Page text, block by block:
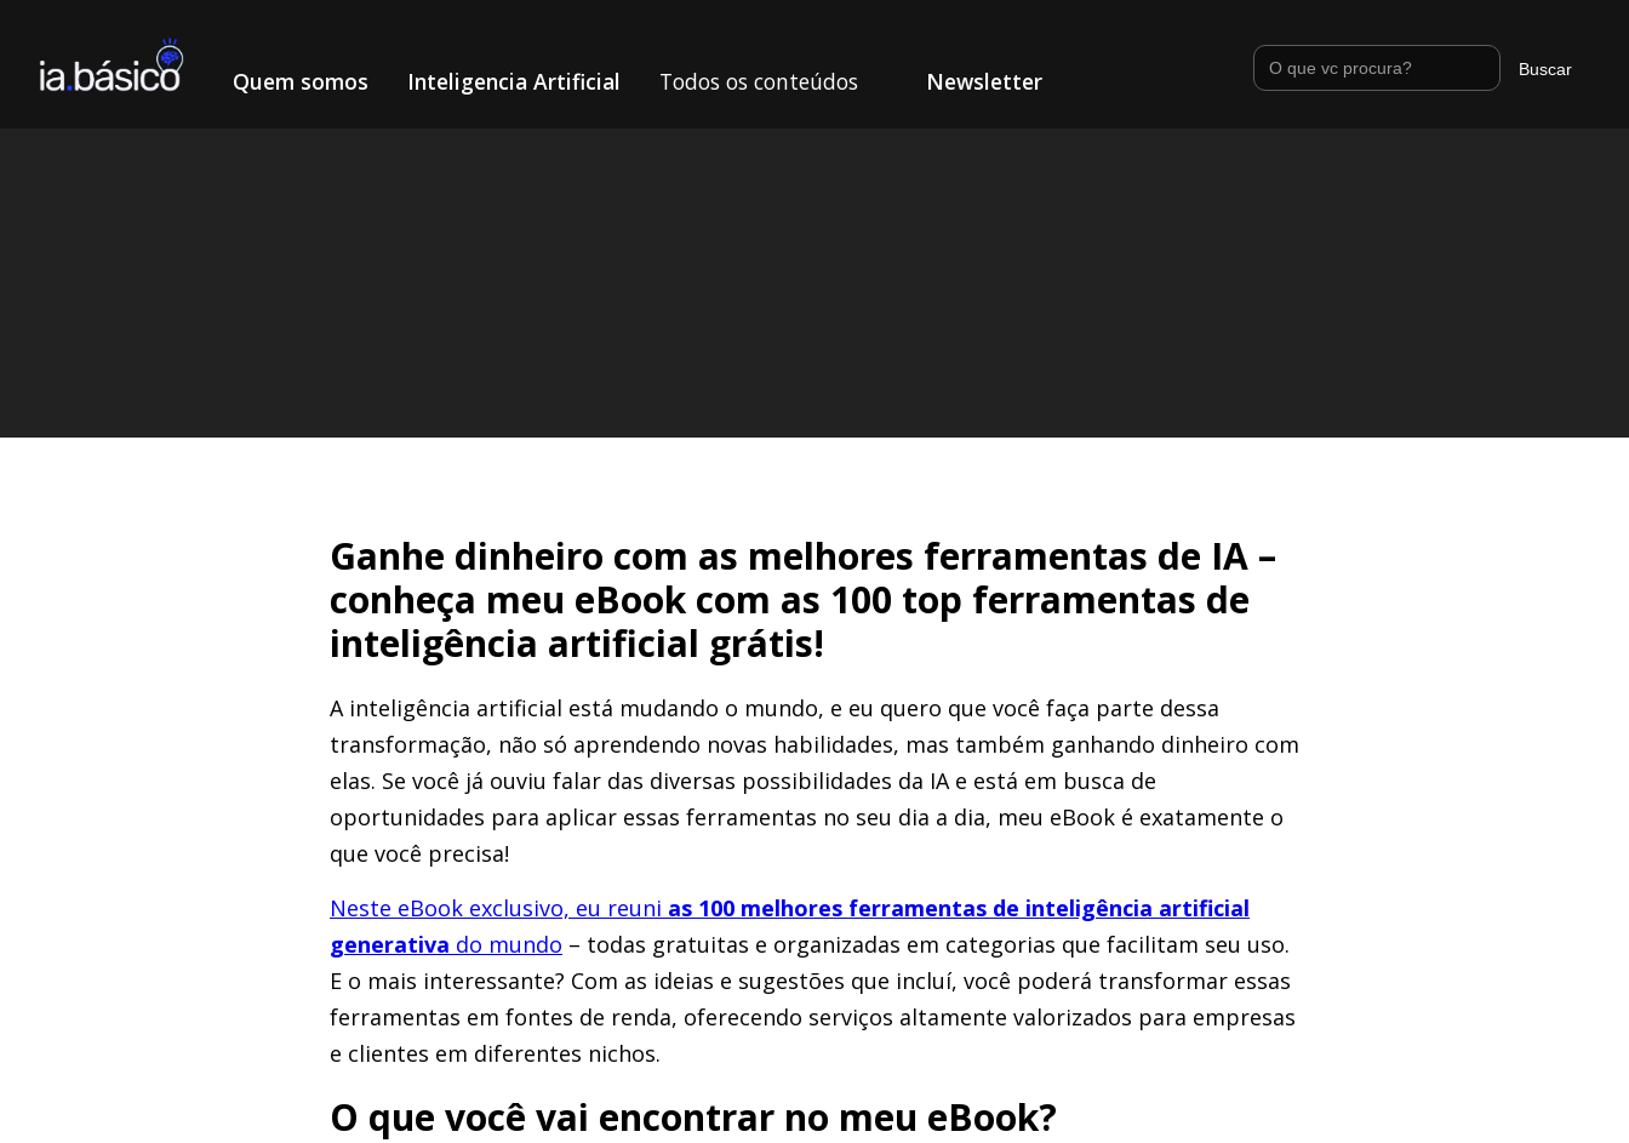
Quem somos Inteligencia Artificial Todos os conteúdos Newsletter
Ganhe dinheiro com as melhores ferramentas de IA –
conheça meu eBook com as 100 top ferramentas de
inteligência artificial grátis!
A inteligência artificial está mudando o mundo, e eu quero que você faça parte dessa
transformação, não só aprendendo novas habilidades, mas também ganhando dinheiro com
elas. Se você já ouviu falar das diversas possibilidades da IA e está em busca de
oportunidades para aplicar essas ferramentas no seu dia a dia, meu eBook é exatamente o
que você precisa!
Neste eBook exclusivo, eu reuni as 100 melhores ferramentas de inteligência artificial
generativa do mundo – todas gratuitas e organizadas em categorias que facilitam seu uso.
E o mais interessante? Com as ideias e sugestões que incluí, você poderá transformar essas
ferramentas em fontes de renda, oferecendo serviços altamente valorizados para empresas
e clientes em diferentes nichos.
O que você vai encontrar no meu eBook?